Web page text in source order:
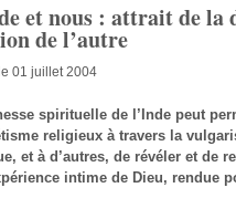
et nous : attrait de la
de l’autre
01 juillet 2004
spirituelle de l’Inde peut
religieux à travers la
et à d’autres, de révéler et de
intime de Dieu, rendue